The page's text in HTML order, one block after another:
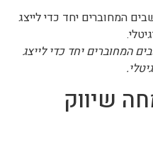
המחוברים יחד כדי לייצג
שיווק